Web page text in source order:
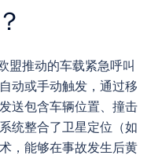
盟推动的车载紧急呼叫
动或手动触发，通过移
送包含车辆位置、撞击
统整合了卫星定位（如
，能够在事故发生后黄